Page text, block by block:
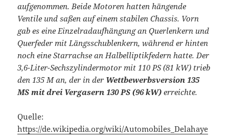
aufgenommen. Beide Motoren hatten hängende
Ventile und saßen auf einem stabilen Chassis. Vorn
gab es eine Einzelradaufhängung an Querlenkern und
Querfeder mit Längsschublenkern, während er hinten
noch eine Starrachse an Halbelliptikfedern hatte. Der
3,6-Liter-Sechszylindermotor mit 110 PS (81 kW) trieb
den 135 M an, der in der Wettbewerbsversion 135
MS mit drei Vergasern 130 PS (96 kW) erreichte.
Quelle:
https://de.wikipedia.org/wiki/Automobiles_Delahaye